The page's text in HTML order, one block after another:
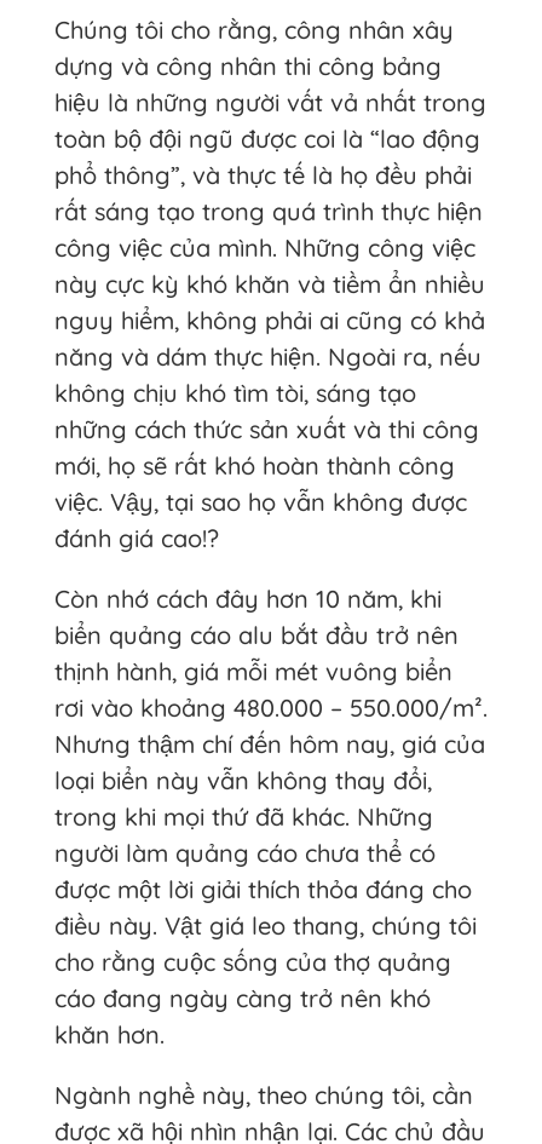
Chúng tôi cho rằng, công nhân xây
dựng và công nhân thi công bảng
hiệu là những người vất vả nhất trong
toàn bộ đội ngũ được coi là “lao động
phổ thông”, và thực tế là họ đều phải
rất sáng tạo trong quá trình thực hiện
công việc của mình. Những công việc
này cực kỳ khó khăn và tiềm ẩn nhiều
nguy hiểm, không phải ai cũng có khả
năng và dám thực hiện. Ngoài ra, nếu
không chịu khó tìm tòi, sáng tạo
những cách thức sản xuất và thi công
mới, họ sẽ rất khó hoàn thành công
việc. Vậy, tại sao họ vẫn không được
đánh giá cao!?
Còn nhớ cách đây hơn 10 năm, khi
biển quảng cáo alu bắt đầu trở nên
thịnh hành, giá mỗi mét vuông biển
rơi vào khoảng 480.000 – 550.000/m².
Nhưng thậm chí đến hôm nay, giá của
loại biển này vẫn không thay đổi,
trong khi mọi thứ đã khác. Những
người làm quảng cáo chưa thể có
được một lời giải thích thỏa đáng cho
điều này. Vật giá leo thang, chúng tôi
cho rằng cuộc sống của thợ quảng
cáo đang ngày càng trở nên khó
khăn hơn.
Ngành nghề này, theo chúng tôi, cần
được xã hội nhìn nhận lại. Các chủ đầu